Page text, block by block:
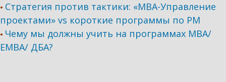
• Стратегия против тактики: «МВА-Управление
проектами» vs короткие программы по PM
• Чему мы должны учить на программах МВА/
ЕМВА/ ДБА?